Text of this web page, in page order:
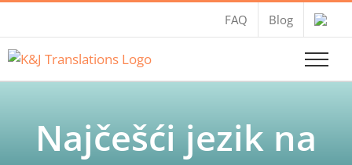
content
FAQ Blog
Najčešći jezik na